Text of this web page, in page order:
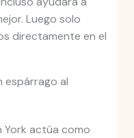
Luego solo
directamente en el
espárrago al
York actúa como